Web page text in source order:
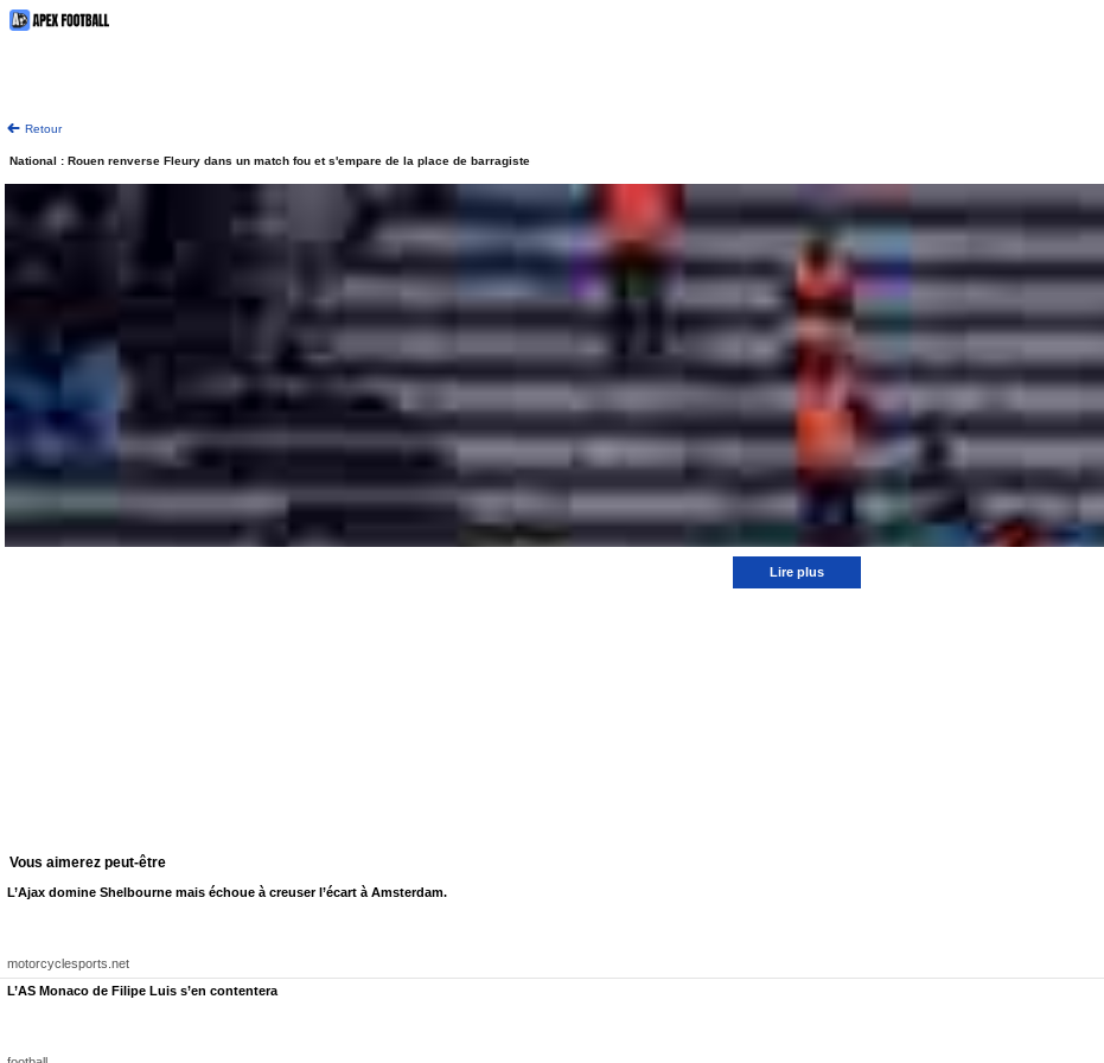
Retour
National : Rouen renverse Fleury dans un match fou et s'empare de la place de barragiste
Au terme d'un scénario absolument renversant, le FC Rouen est allé chercher une victoire capitale sur la pelouse de Fleury-Mérogis (1-2). En supériorité numérique dans le dernier quart
Lire plus
Vous aimerez peut-être
L’Ajax domine Shelbourne mais échoue à creuser l’écart à Amsterdam.
motorcyclesports.net
L’AS Monaco de Filipe Luis s’en contentera